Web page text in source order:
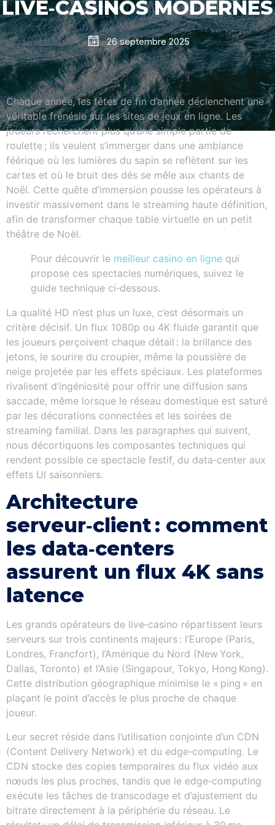
LIVE‑CASINOS MODERNES
26 septembre 2025
Chaque année, les fêtes de fin d’année déclenchent une
véritable frénésie sur les sites de jeux en ligne. Les
joueurs recherchent plus qu’une simple partie de
roulette ; ils veulent s’immerger dans une ambiance
féérique où les lumières du sapin se reflètent sur les
cartes et où le bruit des dés se mêle aux chants de
Noël. Cette quête d’immersion pousse les opérateurs à
investir massivement dans le streaming haute définition,
afin de transformer chaque table virtuelle en un petit
théâtre de Noël.
Pour découvrir le meilleur casino en ligne qui
propose ces spectacles numériques, suivez le
guide technique ci‑dessous.
La qualité HD n’est plus un luxe, c’est désormais un
critère décisif. Un flux 1080p ou 4K fluide garantit que
les joueurs perçoivent chaque détail : la brillance des
jetons, le sourire du croupier, même la poussière de
neige projetée par les effets spéciaux. Les plateformes
rivalisent d’ingéniosité pour offrir une diffusion sans
saccade, même lorsque le réseau domestique est saturé
par les décorations connectées et les soirées de
streaming familial. Dans les paragraphes qui suivent,
nous décortiquons les composantes techniques qui
rendent possible ce spectacle festif, du data‑center aux
effets UI saisonniers.
Architecture
serveur‑client : comment
les data‑centers
assurent un flux 4K sans
latence
Les grands opérateurs de live‑casino répartissent leurs
serveurs sur trois continents majeurs : l’Europe (Paris,
Londres, Francfort), l’Amérique du Nord (New York,
Dallas, Toronto) et l’Asie (Singapour, Tokyo, Hong Kong).
Cette distribution géographique minimise le « ping » en
plaçant le point d’accès le plus proche de chaque
joueur.
Leur secret réside dans l’utilisation conjointe d’un CDN
(Content Delivery Network) et du edge‑computing. Le
CDN stocke des copies temporaires du flux vidéo aux
nœuds les plus proches, tandis que le edge‑computing
exécute les tâches de transcodage et d’ajustement du
bitrate directement à la périphérie du réseau. Le